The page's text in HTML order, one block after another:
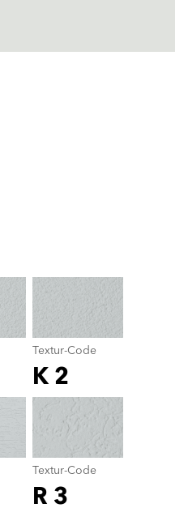
Textur-Code
K 2
Textur-Code
R 3